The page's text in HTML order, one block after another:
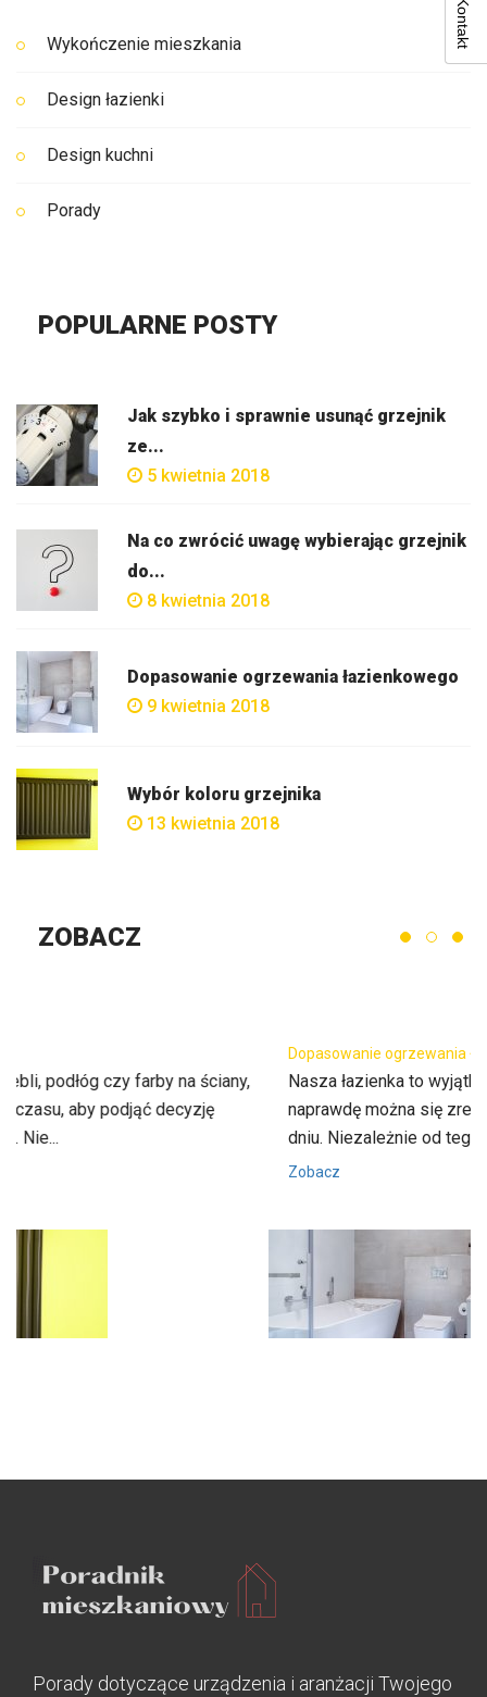
Wykończenie mieszkania
Design łazienki
Design kuchni
Porady
POPULARNE POSTY
Jak szybko i sprawnie usunąć grzejnik
ze...
5 kwietnia 2018
Na co zwrócić uwagę wybierając grzejnik
do...
8 kwietnia 2018
Dopasowanie ogrzewania łazienkowego
9 kwietnia 2018
Wybór koloru grzejnika
13 kwietnia 2018
ZOBACZ
Dopasowanie ogrzewania łazienkowego
Nasza łazienka to wyjątkowe miejsce w domu, w którym
naprawdę można się zrelaksować i odpocząć po ciężkim
dniu. Niezależnie od tego, czy...
Porady dotyczące urządzenia i aranżacji Twojego
Kontakt